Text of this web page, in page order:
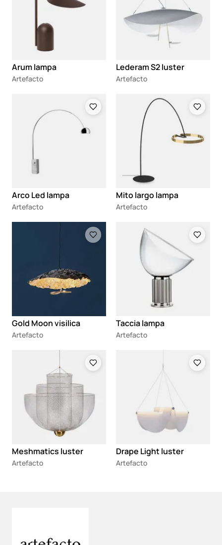
Arum lampa
Artefacto
Lederam S2 luster
Artefacto
Arco Led lampa
Artefacto
Mito largo lampa
Artefacto
Gold Moon visilica
Artefacto
Loading
Taccia lampa
Artefacto
Meshmatics luster
Artefacto
Drape Light luster
Artefacto